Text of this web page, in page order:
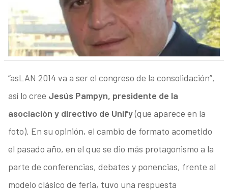
“asLAN 2014 va a ser el congreso de la consolidación”,
así lo cree Jesús Pampyn, presidente de la
asociación y directivo de Unify(que aparece en la
foto). En su opinión, el cambio de formato acometido
el pasado año, en el que se dio más protagonismo a la
parte de conferencias, debates y ponencias, frente al
modelo clásico de feria, tuvo una respuesta